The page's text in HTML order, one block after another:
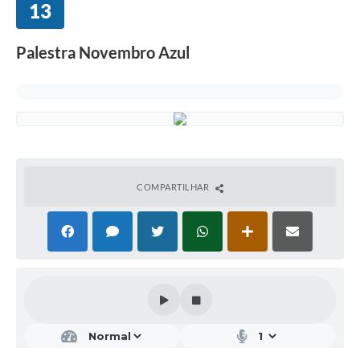
13
Palestra Novembro Azul
COMPARTILHAR